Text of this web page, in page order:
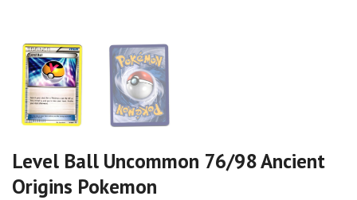
Level Ball Uncommon 76/98 Ancient
Origins Pokemon